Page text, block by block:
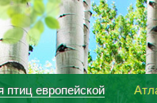
птиц европейской